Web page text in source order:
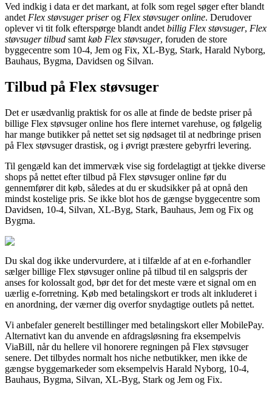
Ved indkig i data er det markant, at folk som regel søger efter blandt
andet Flex støvsuger priserog Flex støvsuger online. Derudover
oplever vi tit folk efterspørge blandt andet billig Flex støvsuger, Flex
støvsuger tilbud samt køb Flex støvsuger, foruden de store
byggecentre som 10-4, Jem og Fix, XL-Byg, Stark, Harald Nyborg,
Bauhaus, Bygma, Davidsen og Silvan.
Tilbud på Flex støvsuger
Det er usædvanlig praktisk for os alle at finde de bedste priser på
billige Flex støvsuger online hos flere internet varehuse, og følgelig
har mange butikker på nettet set sig nødsaget til at nedbringe prisen
på Flex støvsuger drastisk, og i øvrigt præstere gebyrfri levering.
Til gengæld kan det immervæk vise sig fordelagtigt at tjekke diverse
shops på nettet efter tilbud på Flex støvsuger online før du
gennemfører dit køb, således at du er skudsikker på at opnå den
mindst kostelige pris. Se ikke blot hos de gængse byggecentre som
Davidsen, 10-4, Silvan, XL-Byg, Stark, Bauhaus, Jem og Fix og
Bygma.
Du skal dog ikke undervurdere, at i tilfælde af at en e-forhandler
sælger billige Flex støvsuger online på tilbud til en salgspris der
anses for kolossalt god, bør det for det meste være et signal om en
uærlig e-forretning. Køb med betalingskort er trods alt inkluderet i
en anordning, der værner dig overfor snydagtige outlets på nettet.
Vi anbefaler generelt bestillinger med betalingskort eller MobilePay.
Alternativt kan du anvende en afdragsløsning fra eksempelvis
ViaBill, når du hellere vil honorere regningen på Flex støvsuger
senere. Det tilbydes normalt hos niche netbutikker, men ikke de
gængse byggemarkeder som eksempelvis Harald Nyborg, 10-4,
Bauhaus, Bygma, Silvan, XL-Byg, Stark og Jem og Fix.